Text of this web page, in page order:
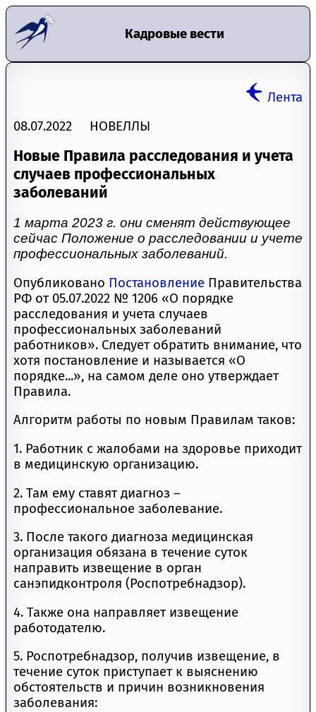
Кадровые вести
Лента
08.07.2022 НОВЕЛЛЫ
Новые Правила расследования и учета
случаев профессиональных
заболеваний
1 марта 2023 г. они сменят действующее
сейчас Положение о расследовании и учете
профессиональных заболеваний.
Опубликовано ПостановлениеПравительства
РФ от 05.07.2022 № 1206 «О порядке
расследования и учета случаев
профессиональных заболеваний
работников». Следует обратить внимание, что
хотя постановление и называется «О
порядке...», на самом деле оно утверждает
Правила.
Алгоритм работы по новым Правилам таков:
1. Работник с жалобами на здоровье приходит
в медицинскую организацию.
2. Там ему ставят диагноз –
профессиональное заболевание.
3. После такого диагноза медицинская
организация обязана в течение суток
направить извещение в орган
санэпидконтроля (Роспотребнадзор).
4. Также она направляет извещение
работодателю.
5. Роспотребнадзор, получив извещение, в
течение суток приступает к выяснению
обстоятельств и причин возникновения
заболевания: